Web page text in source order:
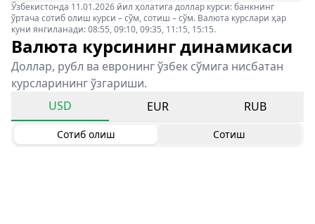
Ўзбекистонда 11.01.2026 йил ҳолатига доллар курси: банкнинг
ўртача сотиб олиш курси – сўм, сотиш – сўм. Валюта курслари ҳар
куни янгиланади: 08:55, 09:10, 09:35, 11:15, 15:15.
Валюта курсининг динамикаси
Доллар, рубл ва евронинг ўзбек сўмига нисбатан
курсларининг ўзгариши.
USD
EUR RUB
Сотиб олиш Сотиш